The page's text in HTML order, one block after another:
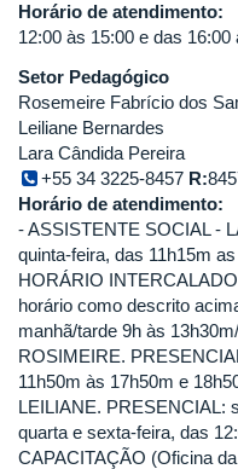
Horário de atendimento:
12:00 às 15:00 e das 16:00
Setor Pedagógico
Rosemeire Fabrício dos
Leiliane Bernardes
Lara Cândida Pereira
+55 34 3225-8457 R:
Horário de atendimento:
- ASSISTENTE SOCIAL -
quinta-feira, das 11h15m
HORÁRIO
horário como descrito
manhã/tarde 9h às
ROSIMEIRE.
11h50m às 17h50m e
LEILIANE. PRESENCIAL:
quarta e sexta-feira, das
CAPACITAÇÃO (Oficina